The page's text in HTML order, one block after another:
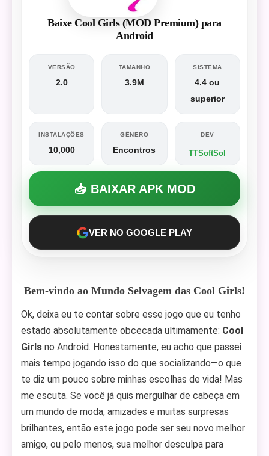
Baixe Cool Girls (MOD Premium) para
Android
VERSÃO
2.0
TAMANHO
3.9M
SISTEMA
4.4 ou
superior
INSTALAÇÕES
10,000
GÊNERO
Encontros
DEV
TTSoftSol
📥 BAIXAR APK MOD
VER NO GOOGLE PLAY
Bem-vindo ao Mundo Selvagem das Cool Girls!
Ok, deixa eu te contar sobre esse jogo que eu tenho
estado absolutamente obcecada ultimamente: Cool
Girls no Android. Honestamente, eu acho que passei
mais tempo jogando isso do que socializando—o que
te diz um pouco sobre minhas escolhas de vida! Mas
me escuta. Se você já quis mergulhar de cabeça em
um mundo de moda, amizades e muitas surpresas
brilhantes, então este jogo pode ser seu novo melhor
amigo, ou pelo menos, sua melhor desculpa para